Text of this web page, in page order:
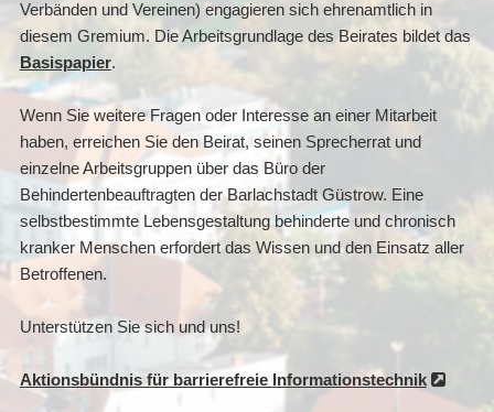
Verbänden und Vereinen) engagieren sich ehrenamtlich in
diesem Gremium. Die Arbeitsgrundlage des Beirates bildet das
Basispapier.
Wenn Sie weitere Fragen oder Interesse an einer Mitarbeit
haben, erreichen Sie den Beirat, seinen Sprecherrat und
einzelne Arbeitsgruppen über das Büro der
Behindertenbeauftragten der Barlachstadt Güstrow. Eine
selbstbestimmte Lebensgestaltung behinderte und chronisch
kranker Menschen erfordert das Wissen und den Einsatz aller
Betroffenen.
Unterstützen Sie sich und uns!
Aktionsbündnis für barrierefreie Informationstechnik